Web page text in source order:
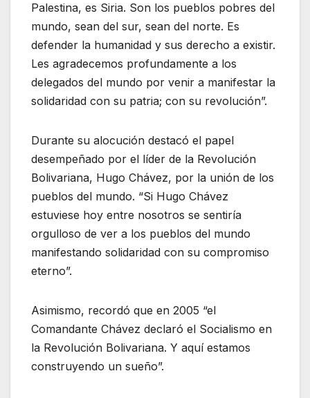
Palestina, es Siria. Son los pueblos pobres del
mundo, sean del sur, sean del norte. Es
defender la humanidad y sus derecho a existir.
Les agradecemos profundamente a los
delegados del mundo por venir a manifestar la
solidaridad con su patria; con su revolución”.
Durante su alocución destacó el papel
desempeñado por el líder de la Revolución
Bolivariana, Hugo Chávez, por la unión de los
pueblos del mundo. “Si Hugo Chávez
estuviese hoy entre nosotros se sentiría
orgulloso de ver a los pueblos del mundo
manifestando solidaridad con su compromiso
eterno”.
Asimismo, recordó que en 2005 “el
Comandante Chávez declaró el Socialismo en
la Revolución Bolivariana. Y aquí estamos
construyendo un sueño”.